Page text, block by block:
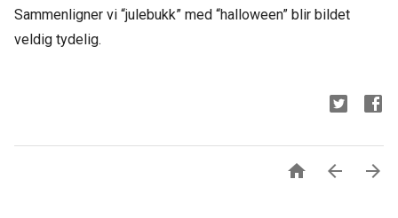
Sammenligner vi “julebukk” med “halloween” blir bildet
veldig tydelig.
  